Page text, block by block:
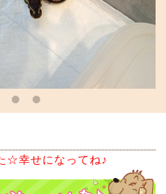
☆幸せになってね♪